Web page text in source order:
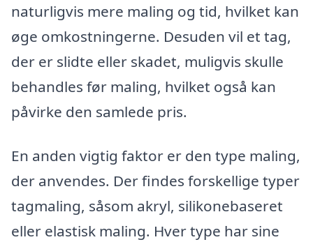
naturligvis mere maling og tid, hvilket kan
øge omkostningerne. Desuden vil et tag,
der er slidte eller skadet, muligvis skulle
behandles før maling, hvilket også kan
påvirke den samlede pris.
En anden vigtig faktor er den type maling,
der anvendes. Der findes forskellige typer
tagmaling, såsom akryl, silikonebaseret
eller elastisk maling. Hver type har sine